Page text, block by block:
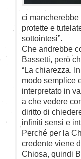
ci
protette e
sottointesi”.
Che andrebbe
Bassetti, però
“La chiarezza.
modo semplice
interpretato in
a che vedere
diritto di
infiniti sensi e
Perché per la
credente viene
Chiosa, quindi